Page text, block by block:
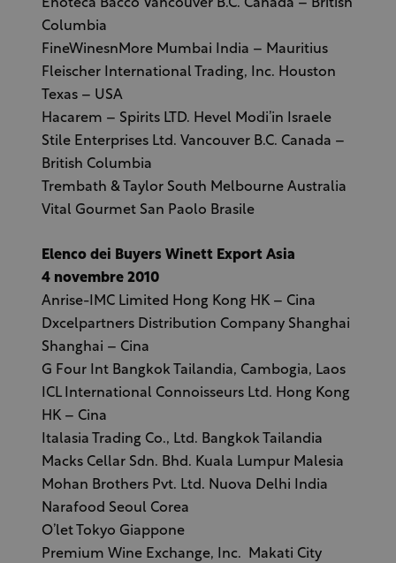
Enoteca Bacco Vancouver B.C. Canada – British
Columbia
FineWinesnMore Mumbai India – Mauritius
Fleischer International Trading, Inc. Houston
Texas – USA
Hacarem – Spirits LTD. Hevel Modi’in Israele
Stile Enterprises Ltd. Vancouver B.C. Canada –
British Columbia
Trembath & Taylor South Melbourne Australia
Vital Gourmet San Paolo Brasile
Elenco dei Buyers Winett Export Asia
4 novembre 2010
Anrise-IMC Limited Hong Kong HK – Cina
Dxcelpartners Distribution Company Shanghai
Shanghai – Cina
G Four Int Bangkok Tailandia, Cambogia, Laos
ICL International Connoisseurs Ltd. Hong Kong
HK – Cina
Italasia Trading Co., Ltd. Bangkok Tailandia
Macks Cellar Sdn. Bhd. Kuala Lumpur Malesia
Mohan Brothers Pvt. Ltd. Nuova Delhi India
Narafood Seoul Corea
O’let Tokyo Giappone
Premium Wine Exchange, Inc. Makati City